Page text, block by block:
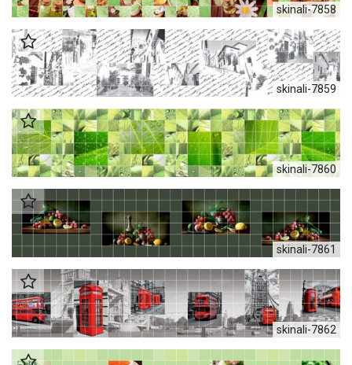
skinali-7858
skinali-7859
skinali-7860
skinali-7861
skinali-7862